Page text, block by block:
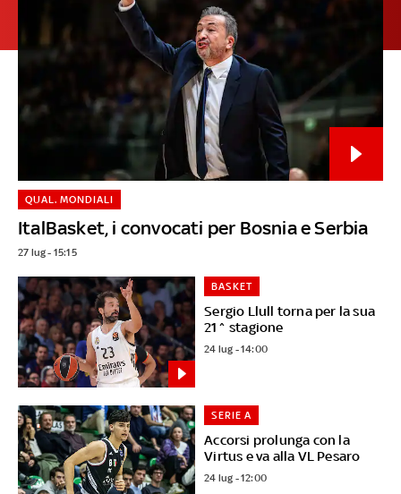
ItalBasket, i convocati per Bosnia e Serbia
QUAL. MONDIALI
27 lug - 15:15
Sergio Llull torna per la sua
21^ stagione
BASKET
24 lug - 14:00
Accorsi prolunga con la
Virtus e va alla VL Pesaro
SERIE A
24 lug - 12:00